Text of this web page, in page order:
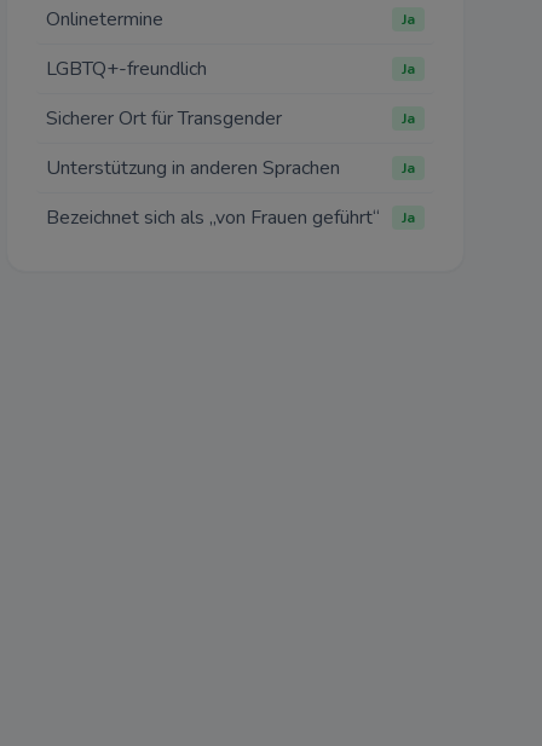
Onlinetermine Ja
LGBTQ+-freundlich Ja
Sicherer Ort für Transgender Ja
Unterstützung in anderen Sprachen Ja
Bezeichnet sich als „von Frauen geführt“ Ja
mehr
mehr